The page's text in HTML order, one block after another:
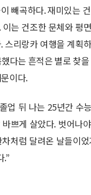
빼곡하다. 재미있는
는 건조한 문체와 평
리랑카 여행을 계획
다는 흔적은 별로 찾
이다.
업 뒤 나는 25년간 수
쁘게 살았다. 벗어나
처럼 달려온 날들이
.”